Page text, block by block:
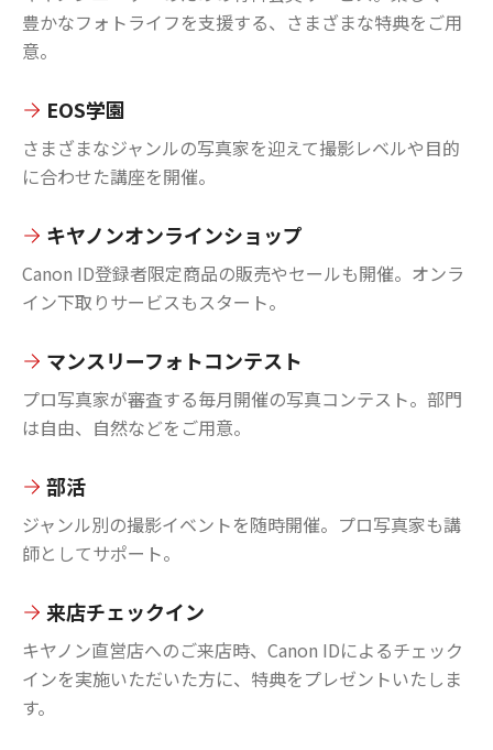
豊かなフォトライフを支援する、さまざまな特典をご用
意。
EOS学園
さまざまなジャンルの写真家を迎えて撮影レベルや目的
に合わせた講座を開催。
キヤノンオンラインショップ
Canon ID登録者限定商品の販売やセールも開催。オンラ
イン下取りサービスもスタート。
マンスリーフォトコンテスト
プロ写真家が審査する毎月開催の写真コンテスト。部門
は自由、自然などをご用意。
部活
ジャンル別の撮影イベントを随時開催。プロ写真家も講
師としてサポート。
来店チェックイン
キヤノン直営店へのご来店時、Canon IDによるチェック
インを実施いただいた方に、特典をプレゼントいたしま
す。